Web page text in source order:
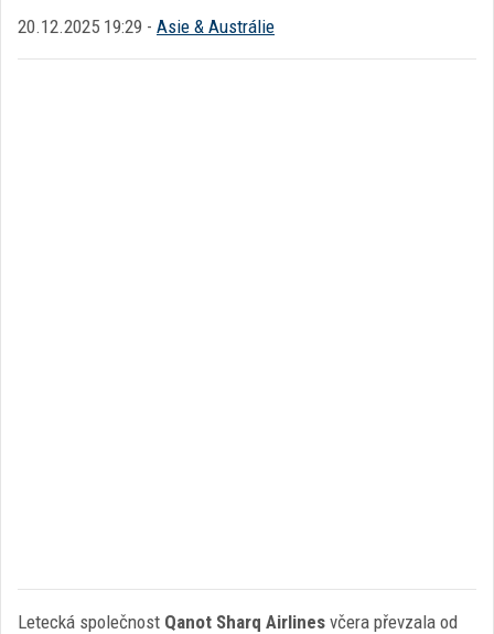
20.12.2025 19:29 - Asie & Austrálie
Letecká společnost Qanot Sharq Airlines včera převzala od